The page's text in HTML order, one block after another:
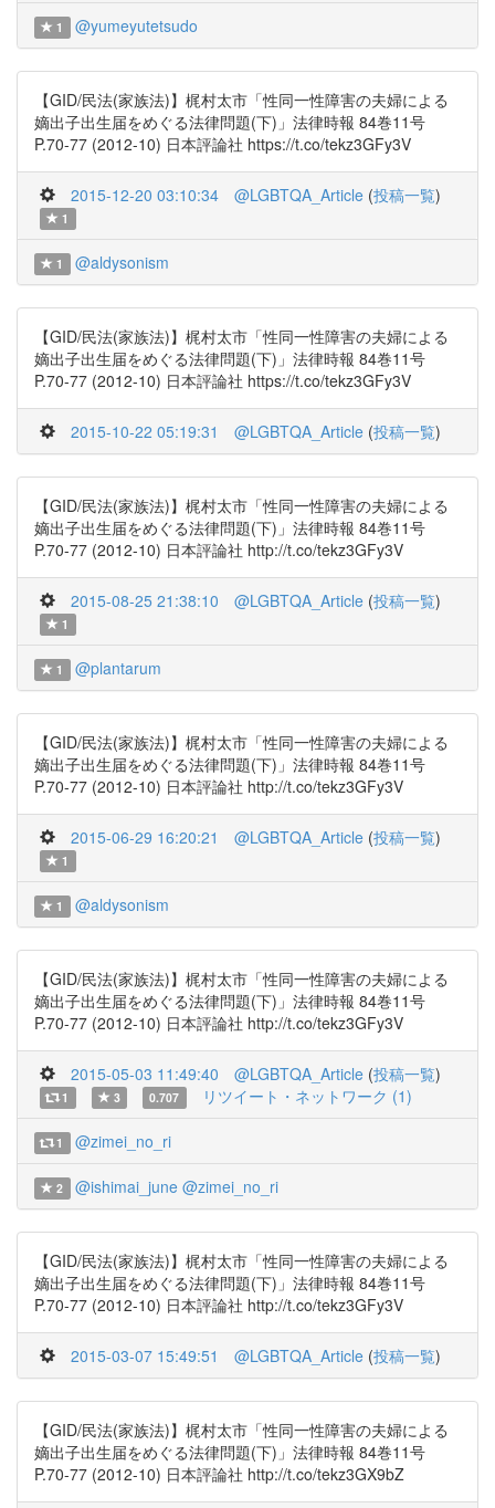
1 @yumeyutetsudo
【GID/民法(家族法)】梶村太市「性同一性障害の夫婦による
嫡出子出生届をめぐる法律問題(下)」法律時報 84巻11号
P.70-77 (2012-10) 日本評論社 https://t.co/tekz3GFy3V
2015-12-20 03:10:34 @LGBTQA_Article (投稿一覧)
1
1 @aldysonism
【GID/民法(家族法)】梶村太市「性同一性障害の夫婦による
嫡出子出生届をめぐる法律問題(下)」法律時報 84巻11号
P.70-77 (2012-10) 日本評論社 https://t.co/tekz3GFy3V
2015-10-22 05:19:31 @LGBTQA_Article (投稿一覧)
【GID/民法(家族法)】梶村太市「性同一性障害の夫婦による
嫡出子出生届をめぐる法律問題(下)」法律時報 84巻11号
P.70-77 (2012-10) 日本評論社 http://t.co/tekz3GFy3V
2015-08-25 21:38:10 @LGBTQA_Article (投稿一覧)
1
1 @plantarum
【GID/民法(家族法)】梶村太市「性同一性障害の夫婦による
嫡出子出生届をめぐる法律問題(下)」法律時報 84巻11号
P.70-77 (2012-10) 日本評論社 http://t.co/tekz3GFy3V
2015-06-29 16:20:21 @LGBTQA_Article (投稿一覧)
1
1 @aldysonism
【GID/民法(家族法)】梶村太市「性同一性障害の夫婦による
嫡出子出生届をめぐる法律問題(下)」法律時報 84巻11号
P.70-77 (2012-10) 日本評論社 http://t.co/tekz3GFy3V
2015-05-03 11:49:40 @LGBTQA_Article (投稿一覧)
1 3 0.707 リツイート・ネットワーク (1)
1 @zimei_no_ri
2 @ishimai_june @zimei_no_ri
【GID/民法(家族法)】梶村太市「性同一性障害の夫婦による
嫡出子出生届をめぐる法律問題(下)」法律時報 84巻11号
P.70-77 (2012-10) 日本評論社 http://t.co/tekz3GFy3V
2015-03-07 15:49:51 @LGBTQA_Article (投稿一覧)
【GID/民法(家族法)】梶村太市「性同一性障害の夫婦による
嫡出子出生届をめぐる法律問題(下)」法律時報 84巻11号
P.70-77 (2012-10) 日本評論社 http://t.co/tekz3GX9bZ